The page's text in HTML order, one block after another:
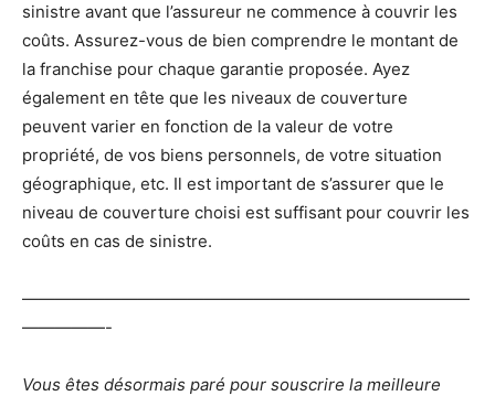
sinistre avant que l’assureur ne commence à couvrir les
coûts. Assurez-vous de bien comprendre le montant de
la franchise pour chaque garantie proposée. Ayez
également en tête que les niveaux de couverture
peuvent varier en fonction de la valeur de votre
propriété, de vos biens personnels, de votre situation
géographique, etc. Il est important de s’assurer que le
niveau de couverture choisi est suffisant pour couvrir les
coûts en cas de sinistre.
———————————————————————————
—————-
Vous êtes désormais paré pour souscrire la meilleure